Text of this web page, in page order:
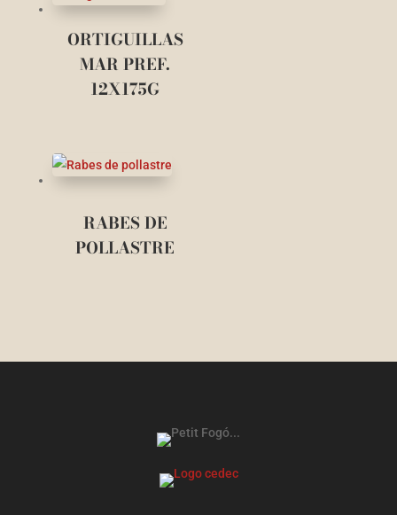
ORTIGUILLAS
MAR PREF.
12X175G
RABES DE
POLLASTRE